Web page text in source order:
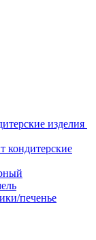
изделия
кондитерские
печенье